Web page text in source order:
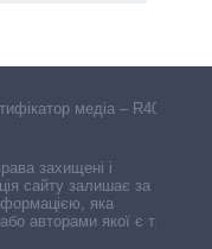
медіа – R40-
захищені і
сайту залишає за
яка
авторами якої є треті